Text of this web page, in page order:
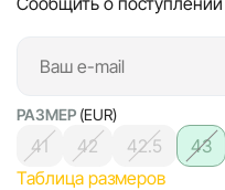
РАЗМЕР (EUR)
41 42 42.5 43
Таблица размеров